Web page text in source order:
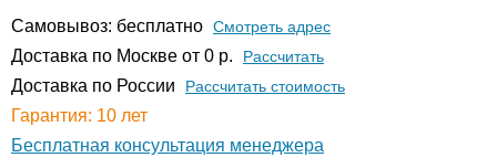
Самовывоз: бесплатно Смотреть адрес
Доставка по Москве от 0 р. Расcчитать
Доставка по России Рассчитать стоимость
Гарантия: 10 лет
Бесплатная консультация менеджера